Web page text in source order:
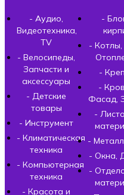
- Аудио,
Видеотехника,
TV
- Велосипеды,
Запчасти и
аксессуары
- Детские
товары
- Инструмент
- Климатическая
техника
- Компьютерная
техника
- Красота и
-
- Котлы,
-
-
Фасад,
-
-
- Окна,
-